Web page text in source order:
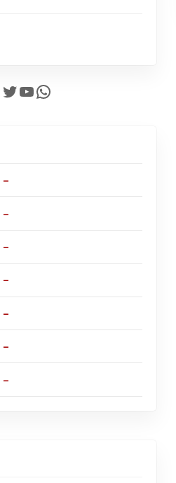
Twitter YouTube WhatsApp
–
–
–
–
–
–
–